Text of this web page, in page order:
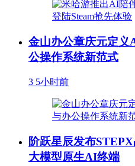
金山办公章庆元定义
公操作系统新范式
3 5小时前
阶跃星辰发布
大模型原生AI终端